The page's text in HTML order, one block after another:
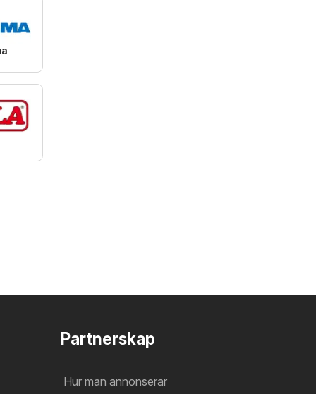
Partnerskap
Hur man annonserar